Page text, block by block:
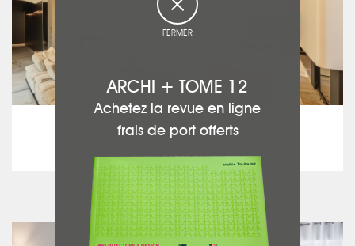
Blanquefort
voir le projet
FERMER
ARCHI + TOME 12
Achetez la revue en ligne
frais de port offerts